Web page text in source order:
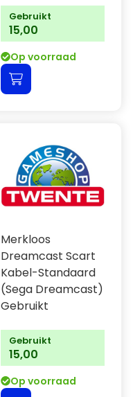
Gebruikt
15,00
Op voorraad
Merkloos
Dreamcast Scart
Kabel-Standaard
(Sega Dreamcast)
Gebruikt
Gebruikt
15,00
Op voorraad